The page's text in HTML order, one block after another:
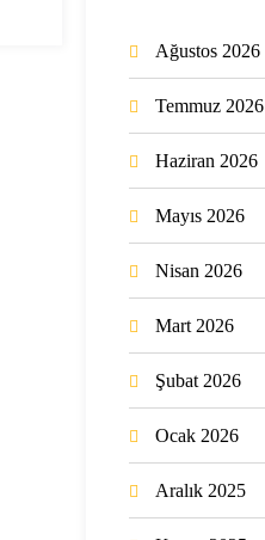
Ağustos 2026
Temmuz 2026
Haziran 2026
Mayıs 2026
Nisan 2026
Mart 2026
Şubat 2026
Ocak 2026
Aralık 2025